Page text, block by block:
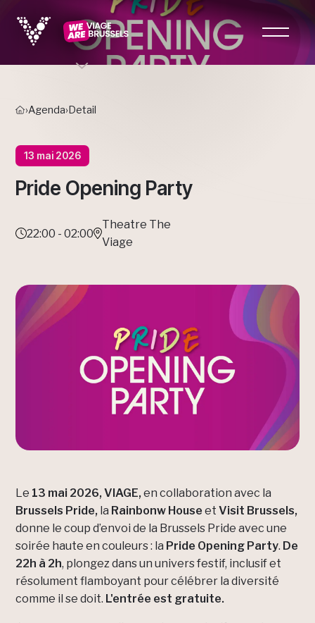
›Agenda›Detail
13 mai 2026
Pride Opening Party
22:00 - 02:00
Theatre The
Viage
Le 13 mai 2026,VIAGE,en collaboration avec la
Brussels Pride, la Rainbonw Houseet Visit Brussels,
donne le coup d’envoi de la Brussels Pride avec une
soirée haute en couleurs : la Pride Opening Party. De
22h à 2h, plongez dans un univers festif, inclusif et
résolument flamboyant pour célébrer la diversité
comme il se doit. L'entrée est gratuite.